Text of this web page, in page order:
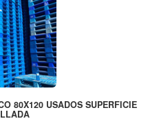
80X120 USADOS SUPERFICIE